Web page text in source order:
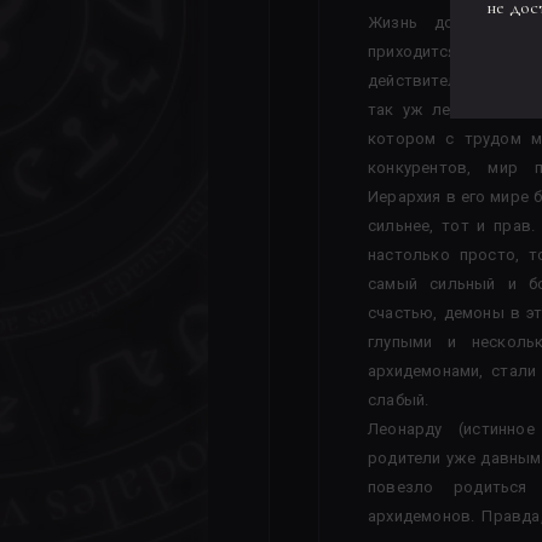
Жизнь довольно
приходится
действительно ли
так уж легко?
котором с трудом
конкурентов, мир
Иерархия в его мире
сильнее, тот и
настолько просто,
самый сильный и
счастью, демоны в
глупыми и
архидемонами,
слабый.
Леонарду
родители уже
повезло
архидемонов.
не